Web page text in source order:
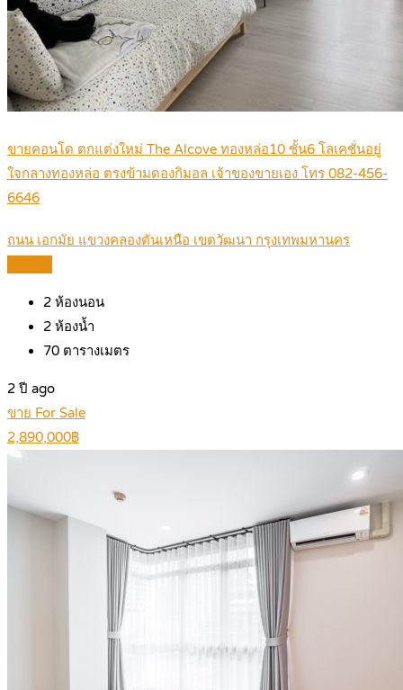
ขายคอนโด ตกแต่งใหม่ The Alcove ทองหล่อ10 ชั้น6 โลเคชั่นอยู่
ใจกลางทองหล่อ ตรงข้ามดองกิมอล เจ้าของขายเอง โทร 082-456-
6646
ถนน เอกมัย แขวงคลองตันเหนือ เขตวัฒนา กรุงเทพมหานคร
2 ห้องนอน
2 ห้องน้ำ
70 ตารางเมตร
2 ปี ago
ขาย For Sale
2,890,000฿